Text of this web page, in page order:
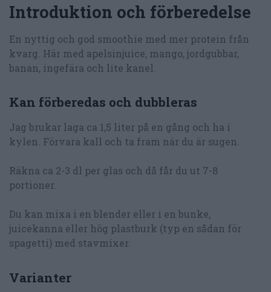
Introduktion och förberedelse
En nyttig och god smoothie med mer protein från
kvarg. Här med apelsinjuice, mango, jordgubbar,
banan, ingefära och lite kanel.
Kan förberedas och dubbleras
Jag brukar laga ca 1,5 liter på en gång och ha i
kylen. Förvara kall och ta fram när du är sugen.
Räkna ca 2-3 dl per glas och då får du ut 7-8
portioner.
Du kan mixa i en blender eller i en bunke,
juicekanna eller hög plastburk (typ en sådan för
spagetti) med stavmixer.
Varianter